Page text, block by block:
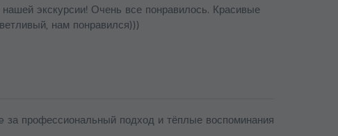
экскурсии! Очень все понравилось. Красивые
нам понравился)))
профессиональный подход и тёплые воспоминания